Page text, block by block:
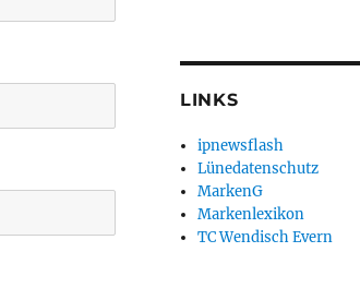
LINKS
ipnewsflash
Lünedatenschutz
MarkenG
Markenlexikon
TC Wendisch Evern